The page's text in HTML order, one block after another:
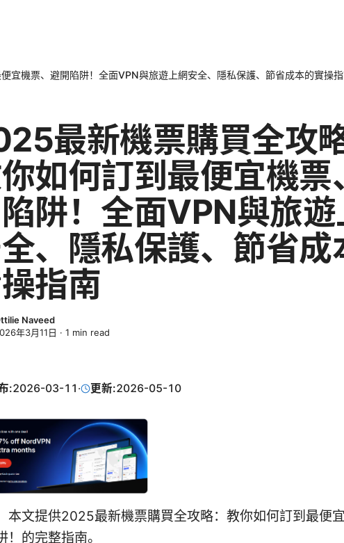
宜機票、避開陷阱！全面VPN與旅遊上網安全、隱私保護、節省成本的實操
最新機票購買全攻略
如何訂到最便宜機票
阱！全面VPN與旅遊
、隱私保護、節省成
指南
Naveed
年3月11日 · 1 min read
:2026-03-11 · 更新:2026-05-10
本文提供2025最新機票購買全攻略：教你如何訂到最便
！的完整指南。